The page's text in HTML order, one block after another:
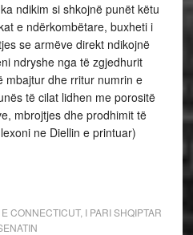
ndikim si shkojnë punët këtu
e ndërkombëtare, buxheti i
se armëve direkt ndikojnë
ndryshe nga të zgjedhurit
mbajtur dhe rritur numrin e
të cilat lidhen me porositë
mbrojtjes dhe prodhimit të
ne Diellin e printuar)
E CONNECTICUT, I PARI SHQIPTAR